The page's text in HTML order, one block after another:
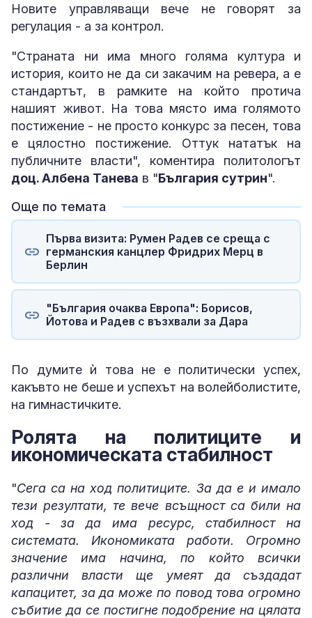
Новите управляващи вече не говорят за
регулация - а за контрол.
"Страната ни има много голяма култура и
история, които не да си закачим на ревера, а е
стандартът, в рамките на който протича
нашият живот. На това място има голямото
постижение - не просто конкурс за песен, това
е цялостно постижение. Оттук нататък на
публичните власти", коментира политологът
доц. Албена Танева в "България сутрин".
Още по темата
Първа визита: Румен Радев се среща с
германския канцлер Фридрих Мерц в
Берлин
"България очаква Европа": Борисов,
Йотова и Радев с възхвали за Дара
По думите ѝ това не е политически успех,
какъвто не беше и успехът на волейболистите,
на гимнастичките.
Ролята на политиците и
икономическата стабилност
"Сега са на ход политиците. За да е и имало
тези резултати, те вече всъщност са били на
ход - за да има ресурс, стабилност на
системата. Икономиката работи. Огромно
значение има начина, по който всички
различни власти ще умеят да създадат
капацитет, за да може по повод това огромно
събитие да се постигне подобрение на цялата